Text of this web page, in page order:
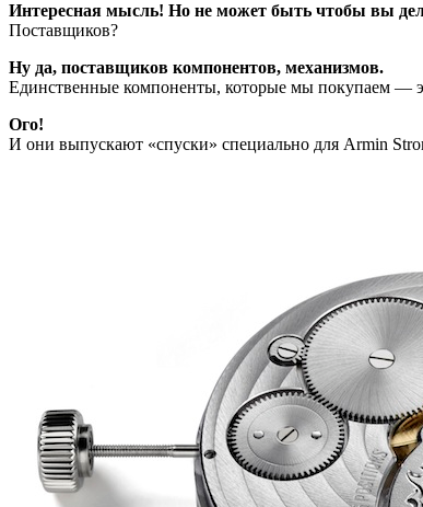
Интересная мысль! Но не может быть чтобы вы
Поставщиков?
Ну да, поставщиков компонентов, механизмов.
Единственные компоненты, которые мы покупаем —
Ого!
И они выпускают «спуски» специально для Armin